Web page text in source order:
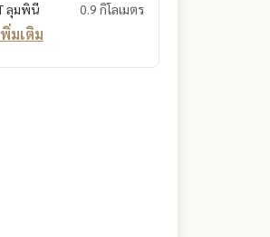
ลุมพินี
0.9 กิโลเมตร
มเติม